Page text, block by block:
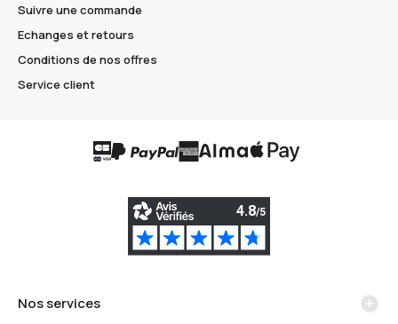
Suivre une commande
Echanges et retours
Conditions de nos offres
Service client
Nos services